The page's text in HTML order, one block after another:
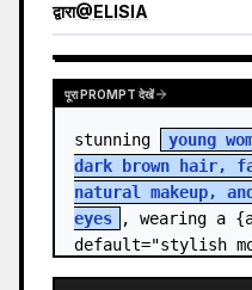
द्वारा@ELISIA
पूरा PROMPT देखें
stunning
young
dark brown hair,
natural makeup,
eyes
, wearing a
default="stylish